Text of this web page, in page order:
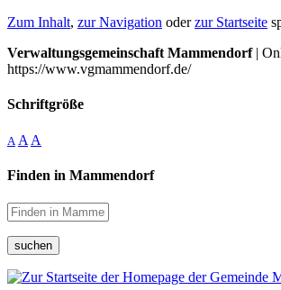
Zum Inhalt, zur Navigation oderzur Startseite
Verwaltungsgemeinschaft Mammendorf|
https://www.vgmammendorf.de/
Schriftgröße
A A A
Finden in Mammendorf
suchen